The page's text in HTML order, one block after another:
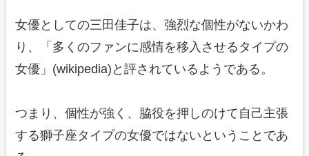
女優としての三田佳子は、強烈な個性がないかわ
り、「多くのファンに感情を移入させるタイプの
女優」(wikipedia)と評されているようである。
つまり、個性が強く、脇役を押しのけて自己主張
する獅子座タイプの女優ではないということであ